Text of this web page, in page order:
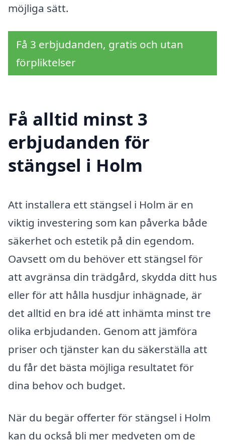
möjliga sätt.
Få 3 erbjudanden, gratis och utan
förpliktelser
Få alltid minst 3
erbjudanden för
stängsel i Holm
Att installera ett stängsel i Holm är en
viktig investering som kan påverka både
säkerhet och estetik på din egendom.
Oavsett om du behöver ett stängsel för
att avgränsa din trädgård, skydda ditt hus
eller för att hålla husdjur inhägnade, är
det alltid en bra idé att inhämta minst tre
olika erbjudanden. Genom att jämföra
priser och tjänster kan du säkerställa att
du får det bästa möjliga resultatet för
dina behov och budget.
När du begär offerter för stängsel i Holm
kan du också bli mer medveten om de